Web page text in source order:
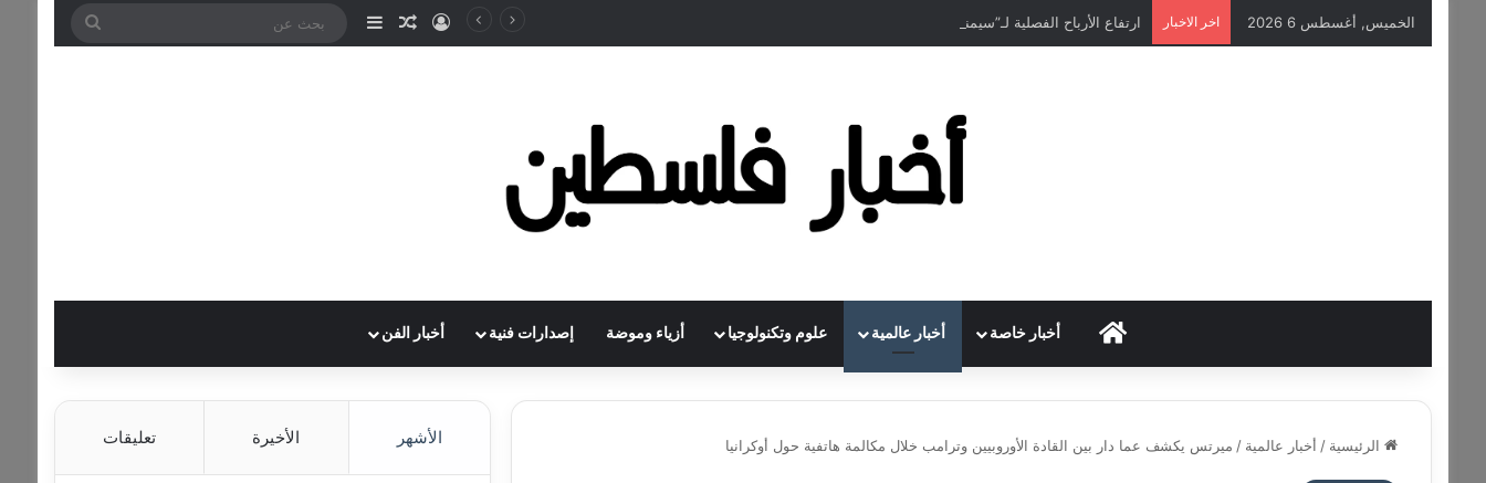
الخميس, أغسطس 6 2026 اخر الاخبار ارتفاع الأرباح الفصلية لـ”سيمنس إينرجي” بـ70% لتتجاوز مليار دولار تسجيل الدخول
مقال عشوائي
إضافة عمود جانبي
HOME أخبار خاصة أخبار عالمية علوم وتكنولوجيا أزياء وموضة إصدارات فنية أخبار الفن
الرئيسية / أخبار عالمية / ميرتس يكشف عما دار بين القادة الأوروبيين وترامب خلال مكالمة هاتفية حول أوكرانيا الأشهر الأخيرة تعليقات